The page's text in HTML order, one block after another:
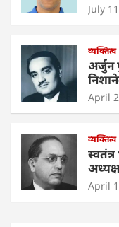
July
व्यक्तित्व
अर्जुन
April
व्यक्तित्व
April